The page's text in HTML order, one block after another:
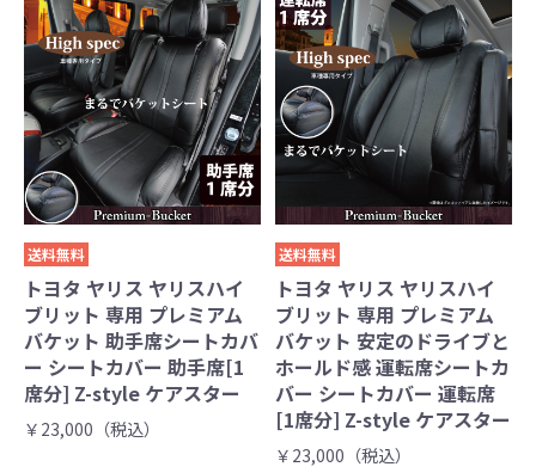
送料無料
トヨタ ヤリス ヤリスハイ
ブリット 専用 プレミアム
バケット 助手席シートカバ
ー シートカバー 助手席[1
席分] Z-style ケアスター
￥23,000（税込）
送料無料
トヨタ ヤリス ヤリスハイ
ブリット 専用 プレミアム
バケット 安定のドライブと
ホールド感 運転席シートカ
バー シートカバー 運転席
[1席分] Z-style ケアスター
￥23,000（税込）